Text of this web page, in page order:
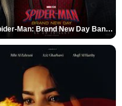
Spider-Man: Brand New Day Bande-annonce VO STFR